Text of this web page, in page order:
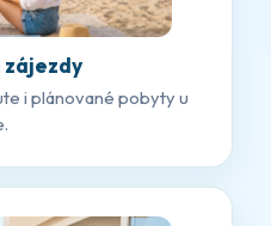
zájezdy
i plánované pobyty u